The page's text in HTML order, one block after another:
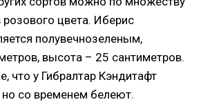
цвета. Иберис
полувечнозеленым,
высота – 25 сантиметров.
что у Гибралтар Кэндитафт
со временем белеют.